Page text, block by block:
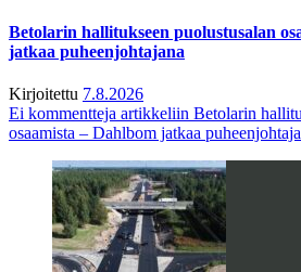
Betolarin hallitukseen puolustusalan
jatkaa puheenjohtajana
Kirjoitettu 7.8.2026
Ei kommentteja artikkeliin Betolarin
osaamista – Dahlbom jatkaa